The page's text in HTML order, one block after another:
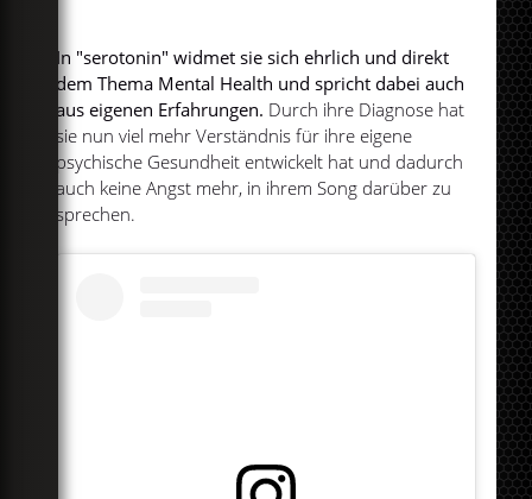
In "serotonin" widmet sie sich ehrlich und direkt
dem Thema Mental Health und spricht dabei auch
aus eigenen Erfahrungen. Durch ihre Diagnose hat
sie nun viel mehr Verständnis für ihre eigene
psychische Gesundheit entwickelt hat und dadurch
auch keine Angst mehr, in ihrem Song darüber zu
sprechen.